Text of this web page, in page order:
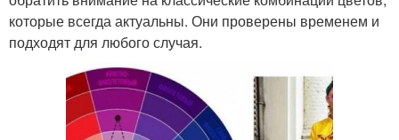
которые всегда актуальны. Они проверены временем и
подходят для любого случая.